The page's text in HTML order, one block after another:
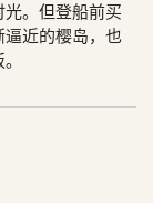
。但登船前买
逼近的樱岛，也